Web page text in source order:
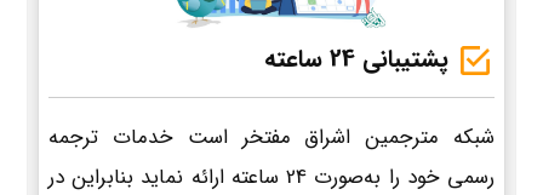
پشتیبانی 24 ساعته
شبکه مترجمین اشراق مفتخر است خدمات ترجمه
رسمی خود را به‌صورت 24 ساعته ارائه نماید بنابراین در